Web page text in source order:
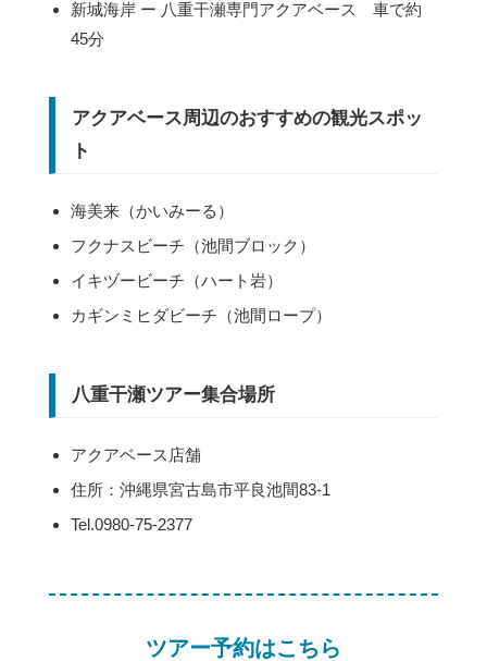
新城海岸 ー 八重干瀬専門アクアベース 車で約
45分
アクアベース周辺のおすすめの観光スポッ
ト
海美来（かいみーる）
フクナスビーチ（池間ブロック）
イキヅービーチ（ハート岩）
カギンミヒダビーチ（池間ロープ）
八重干瀬ツアー集合場所
アクアベース店舗
住所：沖縄県宮古島市平良池間83-1
Tel.0980-75-2377
ツアー予約はこちら